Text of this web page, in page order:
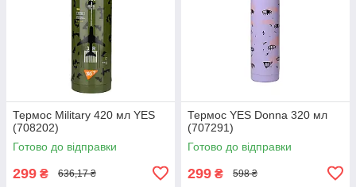
Термос Military 420 мл YES
(708202)
Готово до відправки
299 ₴ 636,17 ₴
Термос YES Donna 320 мл
(707291)
Готово до відправки
299 ₴ 598 ₴